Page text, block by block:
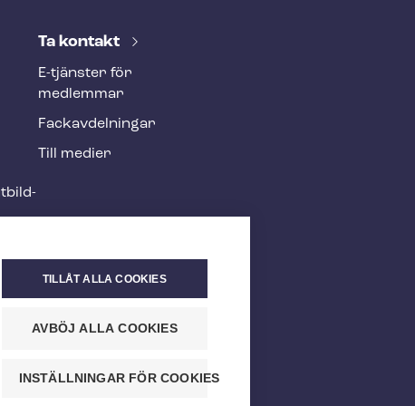
Ta kontakt
E-tjänster för
medlemmar
Fackav­del­ning­ar
Till medier
TILLÅT ALLA COOKIES
AVBÖJ ALLA COOKIES
INSTÄLLNINGAR FÖR COOKIES